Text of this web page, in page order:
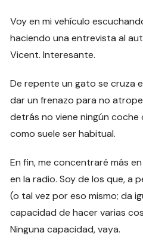
Voy en mi vehículo
haciendo una entrevista al
Vicent. Interesante.
De repente un gato se cruza
dar un frenazo para no
detrás no viene ningún
como suele ser habitual.
En fin, me concentraré más
en la radio. Soy de los que, a
(o tal vez por eso mismo; da
capacidad de hacer varias
Ninguna capacidad, vaya.